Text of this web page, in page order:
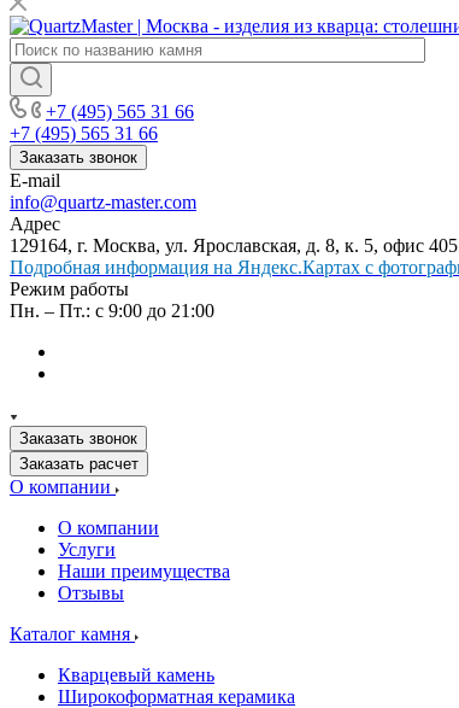
+7 (495) 565 31 66
+7 (495) 565 31 66
Заказать звонок
E-mail
info@quartz-master.com
Адрес
129164, г. Москва, ул. Ярославская, д. 8, к. 5, офис
Подробная информация на Яндекс.Картах с
Режим работы
Пн. – Пт.: с 9:00 до 21:00
Заказать звонок
Заказать расчет
О компании
О компании
Услуги
Наши преимущества
Отзывы
Каталог камня
Кварцевый камень
Широкоформатная керамика